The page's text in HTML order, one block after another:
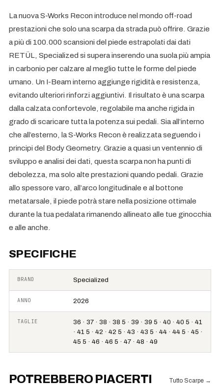
La nuova S-Works Recon introduce nel mondo off-road
prestazioni che solo una scarpa da strada può offrire. Grazie
a più di 100.000 scansioni del piede estrapolati dai dati
RETÜL, Specialized si supera inserendo una suola più ampia
in carbonio per calzare al meglio tutte le forme del piede
umano. Un I-Beam interno aggiunge rigidità e resistenza,
evitando ulteriori rinforzi aggiuntivi. Il risultato è una scarpa
dalla calzata confortevole, regolabile ma anche rigida in
grado di scaricare tutta la potenza sui pedali. Sia all’interno
che all’esterno, la S-Works Recon è realizzata seguendo i
principi del Body Geometry. Grazie a quasi un ventennio di
sviluppo e analisi dei dati, questa scarpa non ha punti di
debolezza, ma solo alte prestazioni quando pedali. Grazie
allo spessore varo, all’arco longitudinale e al bottone
metatarsale, il piede potrà stare nella posizione ottimale
durante la tua pedalata rimanendo allineato alle tue ginocchia
e alle anche.
SPECIFICHE
BRAND Specialized
ANNO 2026
TAGLIE
36 · 37 · 38 · 38 5 · 39 · 39 5 · 40 · 40 5 · 41
· 41 5 · 42 · 42 5 · 43 · 43 5 · 44 · 44 5 · 45 ·
45 5 · 46 · 46 5 · 47 · 48 · 49
POTREBBERO PIACERTI Tutto Scarpe →